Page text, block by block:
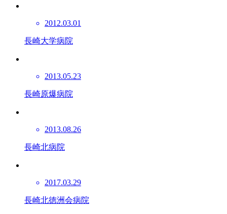
2012.03.01
長崎大学病院
2013.05.23
長崎原爆病院
2013.08.26
長崎北病院
2017.03.29
長崎北徳洲会病院